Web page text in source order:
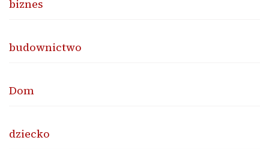
biznes
budownictwo
Dom
dziecko